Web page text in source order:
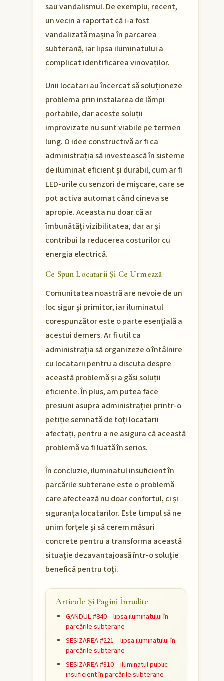
sau vandalismul. De exemplu, recent,
un vecin a raportat că i-a fost
vandalizată mașina în parcarea
subterană, iar lipsa iluminatului a
complicat identificarea vinovaților.
Unii locatari au încercat să soluționeze
problema prin instalarea de lămpi
portabile, dar aceste soluții
improvizate nu sunt viabile pe termen
lung. O idee constructivă ar fi ca
administrația să investească în sisteme
de iluminat eficient și durabil, cum ar fi
LED-urile cu senzori de mișcare, care se
pot activa automat când cineva se
apropie. Aceasta nu doar că ar
îmbunătăți vizibilitatea, dar ar și
contribui la reducerea costurilor cu
energia electrică.
Ce Spun Locatarii Și Ce Urmează
Comunitatea noastră are nevoie de un
loc sigur și primitor, iar iluminatul
corespunzător este o parte esențială a
acestui demers. Ar fi util ca
administrația să organizeze o întâlnire
cu locatarii pentru a discuta despre
această problemă și a găsi soluții
eficiente. În plus, am putea face
presiuni asupra administrației printr-o
petiție semnată de toți locatarii
afectați, pentru a ne asigura că această
problemă va fi luată în serios.
În concluzie, iluminatul insuficient în
parcările subterane este o problemă
care afectează nu doar confortul, ci și
siguranța locatarilor. Este timpul să ne
unim forțele și să cerem măsuri
concrete pentru a transforma această
situație dezavantajoasă într-o soluție
benefică pentru toți.
Articole Și Pagini Înrudite
GANDUL #840 – lipsa iluminatului în
parcările subterane
SESIZAREA #221 – lipsa iluminatului în
parcările subterane
SESIZAREA #310 – iluminatul public
insuficient în parcările subterane